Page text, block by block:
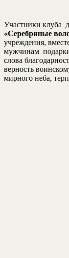
Участники клуба
«Серебряные
учреждения,
мужчинам
слова
верность
мирного неба,